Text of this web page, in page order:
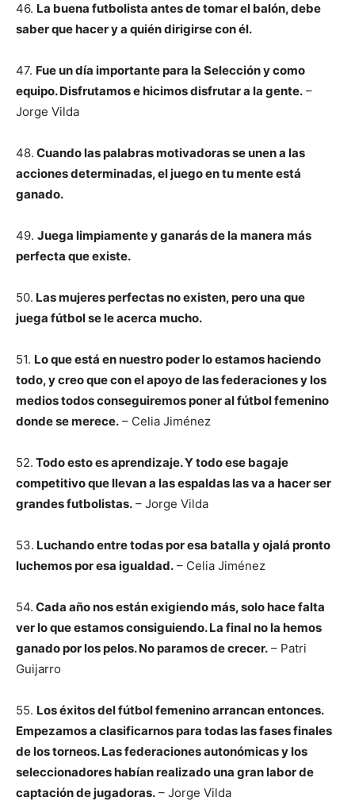
46. La buena futbolista antes de tomar el balón, debe
saber que hacer y a quién dirigirse con él.
47. Fue un día importante para la Selección y como
equipo. Disfrutamos e hicimos disfrutar a la gente. –
Jorge Vilda
48. Cuando las palabras motivadoras se unen a las
acciones determinadas, el juego en tu mente está
ganado.
49. Juega limpiamente y ganarás de la manera más
perfecta que existe.
50. Las mujeres perfectas no existen, pero una que
juega fútbol se le acerca mucho.
51. Lo que está en nuestro poder lo estamos haciendo
todo, y creo que con el apoyo de las federaciones y los
medios todos conseguiremos poner al fútbol femenino
donde se merece. – Celia Jiménez
52. Todo esto es aprendizaje. Y todo ese bagaje
competitivo que llevan a las espaldas las va a hacer ser
grandes futbolistas. – Jorge Vilda
53. Luchando entre todas por esa batalla y ojalá pronto
luchemos por esa igualdad. – Celia Jiménez
54. Cada año nos están exigiendo más, solo hace falta
ver lo que estamos consiguiendo. La final no la hemos
ganado por los pelos. No paramos de crecer. – Patri
Guijarro
55. Los éxitos del fútbol femenino arrancan entonces.
Empezamos a clasificarnos para todas las fases finales
de los torneos. Las federaciones autonómicas y los
seleccionadores habían realizado una gran labor de
captación de jugadoras. – Jorge Vilda